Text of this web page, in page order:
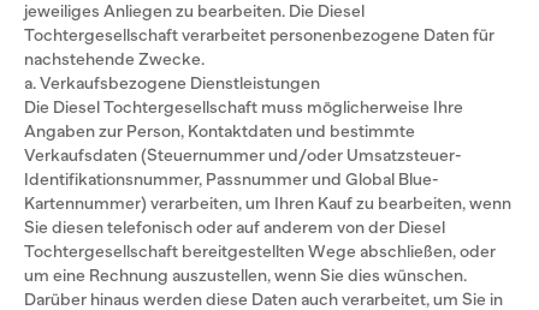
jeweiliges Anliegen zu bearbeiten. Die Diesel
Tochtergesellschaft verarbeitet personenbezogene Daten für
nachstehende Zwecke.
a. Verkaufsbezogene Dienstleistungen
Die Diesel Tochtergesellschaft muss möglicherweise Ihre
Angaben zur Person, Kontaktdaten und bestimmte
Verkaufsdaten (Steuernummer und/oder Umsatzsteuer-
Identifikationsnummer, Passnummer und Global Blue-
Kartennummer) verarbeiten, um Ihren Kauf zu bearbeiten, wenn
Sie diesen telefonisch oder auf anderem von der Diesel
Tochtergesellschaft bereitgestellten Wege abschließen, oder
um eine Rechnung auszustellen, wenn Sie dies wünschen.
Darüber hinaus werden diese Daten auch verarbeitet, um Sie in